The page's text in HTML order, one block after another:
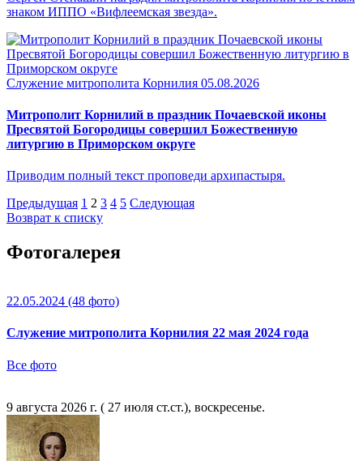
знаком ИППО «Вифлеемская звезда».
Служение митрополита Корнилия 05.08.2026
Митрополит Корнилий в праздник Почаевской иконы
Пресвятой Богородицы совершил Божественную
литургию в Приморском округе
Приводим полный текст проповеди архипастыря.
Предыдущая 1 2 3 4 5 Следующая
Возврат к списку
Фотогалерея
22.05.2024 (48 фото)
Служение митрополита Корнилия 22 мая 2024 года
Все фото
9 августа 2026 г. ( 27 июля ст.ст.), воскресенье.